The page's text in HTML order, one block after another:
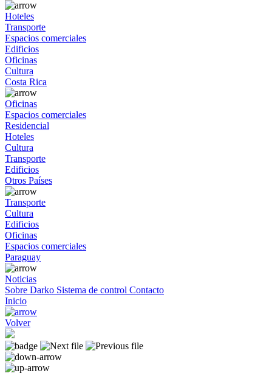
Hoteles
Transporte
Espacios comerciales
Edificios
Oficinas
Cultura
Costa Rica
Oficinas
Espacios comerciales
Residencial
Hoteles
Cultura
Transporte
Edificios
Otros Países
Transporte
Cultura
Edificios
Oficinas
Espacios comerciales
Paraguay
Noticias
Sobre Darko Sistema de control Contacto
Inicio
Volver